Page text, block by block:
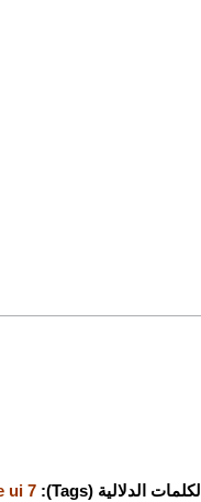
الكلمات الدلالية (Tags): ui 7